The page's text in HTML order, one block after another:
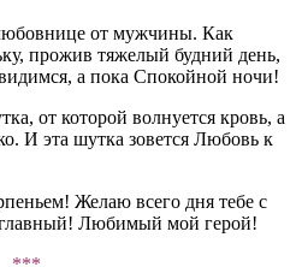
от мужчины. Как
прожив тяжелый будний день,
а пока Спокойной ночи!
от которой волнуется кровь, а
И эта шутка зовется Любовь к
Желаю всего дня тебе с
Любимый мой герой!